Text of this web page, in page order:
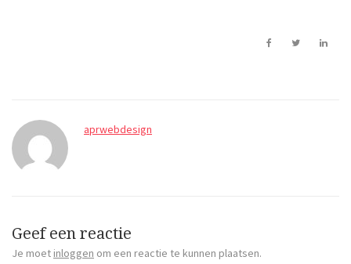
aprwebdesign
Geef een reactie
Je moet inloggen om een reactie te kunnen plaatsen.